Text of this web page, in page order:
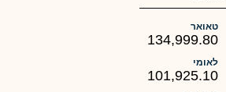
טאואר
134,999.80
לאומי
101,925.10